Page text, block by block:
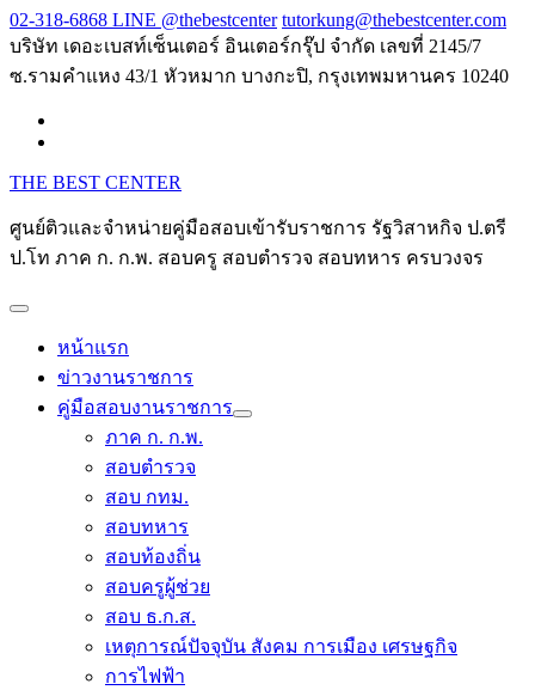
Skip
to
02-318-6868 LINE @thebestcenter tutorkung@thebestcenter.com
บริษัท เดอะเบสท์เซ็นเตอร์ อินเตอร์กรุ๊ป จำกัด เลขที่ 2145/7
ซ.รามคำแหง 43/1 หัวหมาก บางกะปิ, กรุงเทพมหานคร 10240
THE BEST CENTER
ศูนย์ติวและจำหน่ายคู่มือสอบเข้ารับราชการ รัฐวิสาหกิจ ป.ตรี
ป.โท ภาค ก. ก.พ. สอบครู สอบตำรวจ สอบทหาร ครบวงจร
หน้าแรก
ข่าวงานราชการ
คู่มือสอบงานราชการ
ภาค ก. ก.พ.
สอบตำรวจ
สอบ กทม.
สอบทหาร
สอบท้องถิ่น
สอบครูผู้ช่วย
สอบ ธ.ก.ส.
เหตุการณ์ปัจจุบัน สังคม การเมือง เศรษฐกิจ
การไฟฟ้า